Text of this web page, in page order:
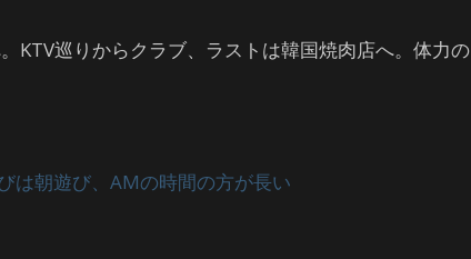
KTV巡りからクラブ、ラストは韓国焼肉店へ。体力の
は朝遊び、AMの時間の方が長い